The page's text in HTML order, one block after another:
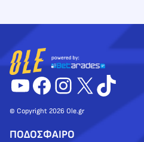
YouTube
Facebook
Instagram
X
© Copyright 2026 Ole.gr
ΠΟΔΟΣΦΑΙΡΟ